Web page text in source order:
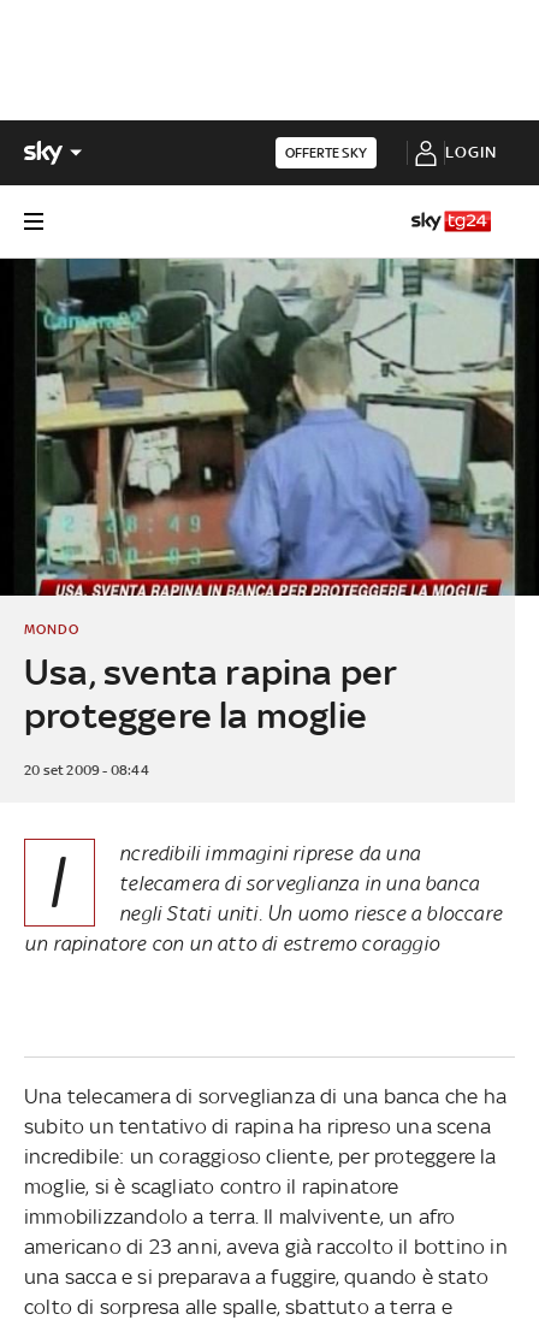
OFFERTE SKY LOGIN
Usa, sventa rapina per
proteggere la moglie
MONDO
20 set 2009 - 08:44
I
ncredibili immagini riprese da una
telecamera di sorveglianza in una banca
negli Stati uniti. Un uomo riesce a bloccare
un rapinatore con un atto di estremo coraggio
Una telecamera di sorveglianza di una banca che ha
subito un tentativo di rapina ha ripreso una scena
incredibile: un coraggioso cliente, per proteggere la
moglie, si è scagliato contro il rapinatore
immobilizzandolo a terra. Il malvivente, un afro
americano di 23 anni, aveva già raccolto il bottino in
una sacca e si preparava a fuggire, quando è stato
colto di sorpresa alle spalle, sbattuto a terra e